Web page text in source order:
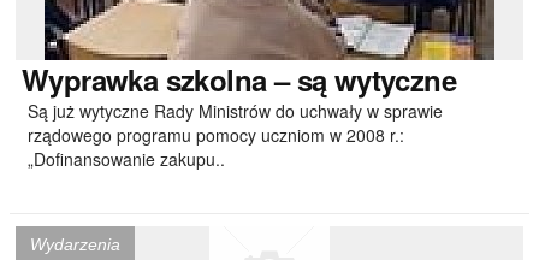
Wyprawkaszkolna – są wytyczne
Są już wytyczne Rady Ministrów do uchwały w sprawie
rządowego programu pomocy uczniom w 2008 r.:
„Dofinansowanie zakupu..
Wydarzenia